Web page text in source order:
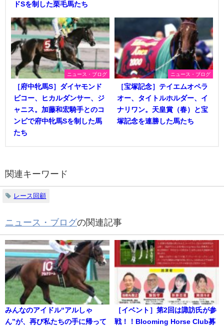
ドSを制した栗毛馬たち
ニュース・ブログ
［府中牝馬S］ダイヤモンド
ビコー、ヒカルダンサー、ジ
ャニス。加藤和宏騎手とのコ
ンビで府中牝馬Sを制した馬
たち
ニュース・ブログ
［宝塚記念］テイエムオペラ
オー、タイトルホルダー、イ
ナリワン。天皇賞（春）と宝
塚記念を連勝した馬たち
関連キーワード
レース回顧
ニュース・ブログの関連記事
みんなのアイドル“アルしゃ
ん”が、再び私たちの手に帰って
［イベント］第2回は諏訪氏が参
戦！！Blooming Horse Club募